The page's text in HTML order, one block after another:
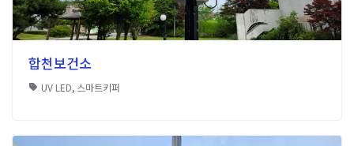
합천보건소
UV LED, 스마트키퍼